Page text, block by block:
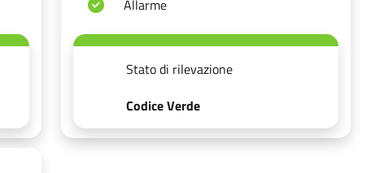
Allarme
Stato di rilevazione
Codice Verde